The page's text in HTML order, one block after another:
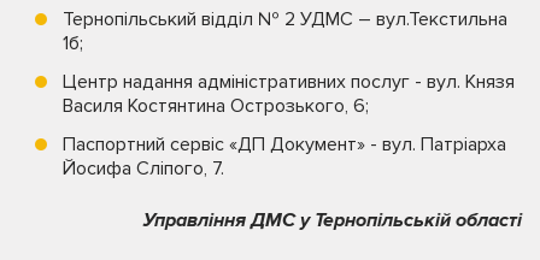
Тернопільський відділ № 2 УДМС – вул.Текстильна
1б;
Центр надання адміністративних послуг - вул. Князя
Василя Костянтина Острозького, 6;
Паспортний сервіс «ДП Документ» - вул. Патріарха
Йосифа Сліпого, 7.
Управління ДМС у Тернопільській області